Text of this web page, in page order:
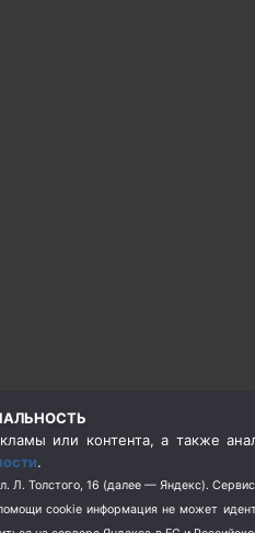
или контента, а также
.
Толстого, 16 (далее — Яндекс).
cookie информация не может